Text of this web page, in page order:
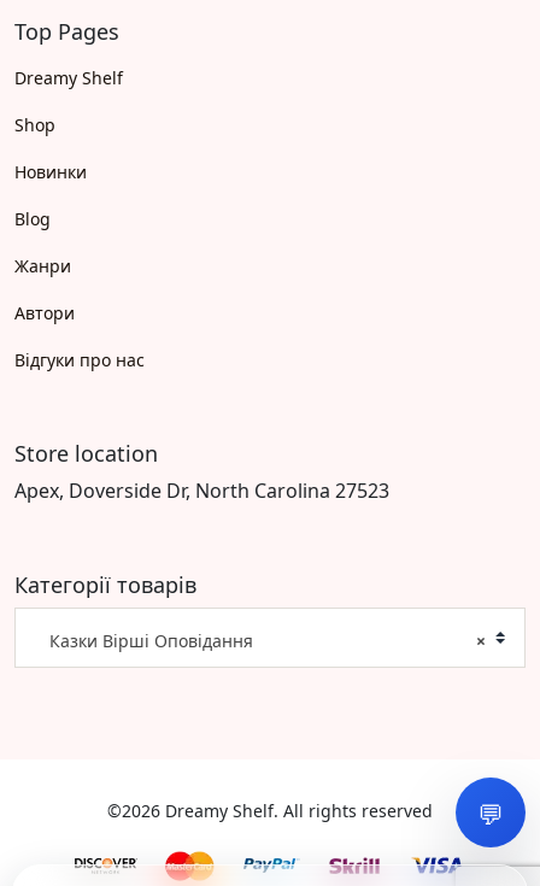
Top Pages
Dreamy Shelf
Shop
Новинки
Blog
Жанри
Автори
Відгуки про нас
Store location
Apex, Doverside Dr, North Carolina 27523
Категорії товарів
×
Казки Вірші Оповідання
©2026 Dreamy Shelf. All rights reserved 💬